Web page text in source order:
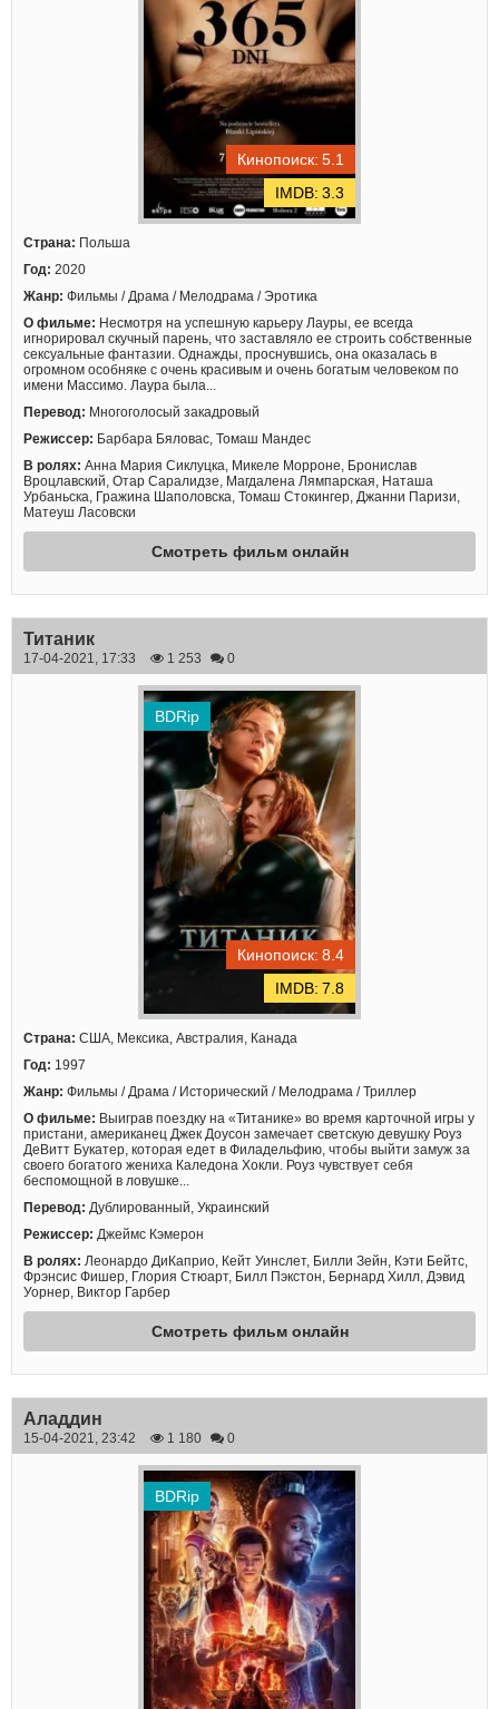
5.1
3.3
Страна: Польша
Год: 2020
Жанр: Фильмы / Драма / Мелодрама / Эротика
О фильме: Несмотря на успешную карьеру Лауры, ее всегда
игнорировал скучный парень, что заставляло ее строить собственные
сексуальные фантазии. Однажды, проснувшись, она оказалась в
огромном особняке с очень красивым и очень богатым человеком по
имени Массимо. Лаура была...
Перевод: Многоголосый закадровый
Режиссер: Барбара Бяловас, Томаш Мандес
В ролях: Анна Мария Сиклуцка, Микеле Морроне, Бронислав
Вроцлавский, Отар Саралидзе, Магдалена Лямпарская, Наташа
Урбаньска, Гражина Шаполовска, Томаш Стокингер, Джанни Паризи,
Матеуш Ласовски
Смотреть фильм онлайн
Титаник
17-04-2021, 17:33 1 253 0
BDRip
8.4
7.8
Страна: США, Мексика, Австралия, Канада
Год: 1997
Жанр: Фильмы / Драма / Исторический / Мелодрама / Триллер
О фильме: Выиграв поездку на «Титанике» во время карточной игры у
пристани, американец Джек Доусон замечает светскую девушку Роуз
ДеВитт Букатер, которая едет в Филадельфию, чтобы выйти замуж за
своего богатого жениха Каледона Хокли. Роуз чувствует себя
беспомощной в ловушке...
Перевод: Дублированный, Украинский
Режиссер: Джеймс Кэмерон
В ролях: Леонардо ДиКаприо, Кейт Уинслет, Билли Зейн, Кэти Бейтс,
Фрэнсис Фишер, Глория Стюарт, Билл Пэкстон, Бернард Хилл, Дэвид
Уорнер, Виктор Гарбер
Смотреть фильм онлайн
Аладдин
15-04-2021, 23:42 1 180 0
BDRip